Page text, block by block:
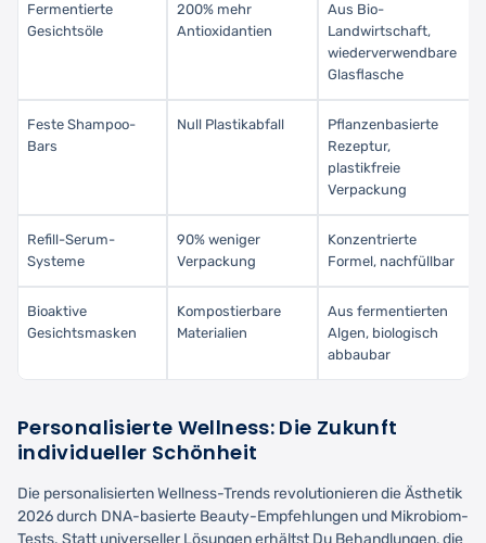
Fermentierte
Gesichtsöle
200% mehr
Antioxidantien
Aus Bio-
Landwirtschaft,
wiederverwendbare
Glasflasche
Feste Shampoo-
Bars
Null Plastikabfall
Pflanzenbasierte
Rezeptur,
plastikfreie
Verpackung
Refill-Serum-
Systeme
90% weniger
Verpackung
Konzentrierte
Formel, nachfüllbar
Bioaktive
Gesichtsmasken
Kompostierbare
Materialien
Aus fermentierten
Algen, biologisch
abbaubar
Personalisierte Wellness: Die Zukunft
individueller Schönheit
Die personalisierten Wellness-Trends revolutionieren die Ästhetik
2026 durch DNA-basierte Beauty-Empfehlungen und Mikrobiom-
Tests. Statt universeller Lösungen erhältst Du Behandlungen, die